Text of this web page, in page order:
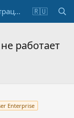
Регистрация 🇷🇺
работает
Enterprise